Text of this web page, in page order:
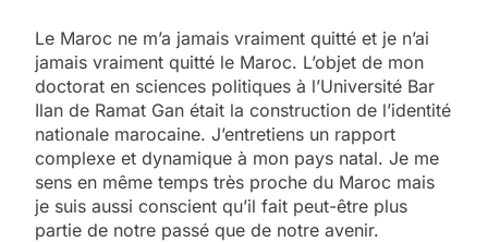
Le Maroc ne m’a jamais vraiment quitté et je n’ai
jamais vraiment quitté le Maroc. L’objet de mon
doctorat en sciences politiques à l’Université Bar
Ilan de Ramat Gan était la construction de l’identité
nationale marocaine. J’entretiens un rapport
complexe et dynamique à mon pays natal. Je me
sens en même temps très proche du Maroc mais
je suis aussi conscient qu’il fait peut-être plus
partie de notre passé que de notre avenir.